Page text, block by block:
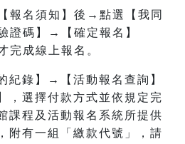
報名須知】後→點選【我同
證碼】→【確定報名】
完成線上報名。
紀錄】→【活動報名查詢】
，選擇付款方式並依規定完
課程及活動報名系統所提供
附有一組
「繳款代號」，請